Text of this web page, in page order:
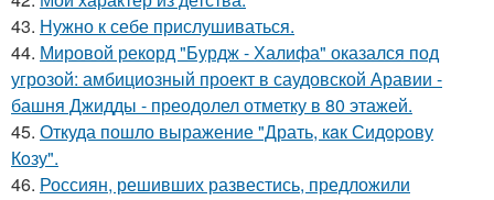
43. Нужно к себе прислушиваться.
44. Мировой рекорд "Бурдж - Халифа" оказался под
угрозой: амбициозный проект в саудовской Аравии -
башня Джидды - преодолел отметку в 80 этажей.
45. Откуда пошло выражение "Драть, кaк Сидopoву
Кoзу".
46. Россиян, решивших развестись, предложили